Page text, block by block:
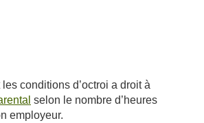
conditions d’octroi a droit à
selon le nombre d’heures
employeur.